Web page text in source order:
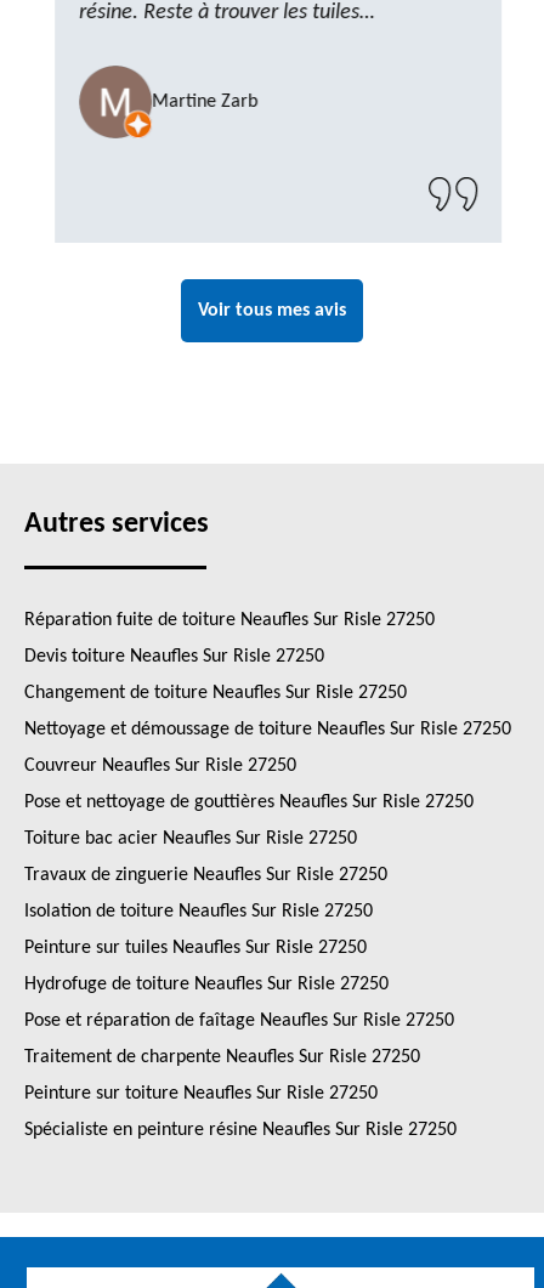
résine. Reste à trouver les tuiles
compter sur M. GOT. Très content de la
prestation, a recommander sans problème"
Martine Zarb
Voir tous mes avis
Autres services
Réparation fuite de toiture Neaufles Sur Risle 27250
Devis toiture Neaufles Sur Risle 27250
Changement de toiture Neaufles Sur Risle 27250
Nettoyage et démoussage de toiture Neaufles Sur Risle 27250
Couvreur Neaufles Sur Risle 27250
Pose et nettoyage de gouttières Neaufles Sur Risle 27250
Toiture bac acier Neaufles Sur Risle 27250
Travaux de zinguerie Neaufles Sur Risle 27250
Isolation de toiture Neaufles Sur Risle 27250
Peinture sur tuiles Neaufles Sur Risle 27250
Hydrofuge de toiture Neaufles Sur Risle 27250
Pose et réparation de faîtage Neaufles Sur Risle 27250
Traitement de charpente Neaufles Sur Risle 27250
Peinture sur toiture Neaufles Sur Risle 27250
Spécialiste en peinture résine Neaufles Sur Risle 27250